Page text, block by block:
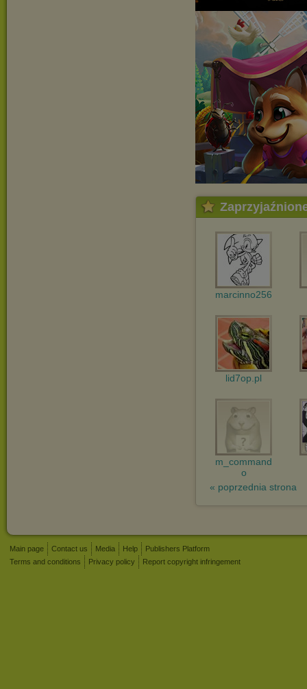
marcinno256
lid7op.pl
m_command
o
« poprzednia strona
Main page Contact us Media Help
Publishers Platform
Terms and conditions
Privacy policy Report copyright infringement